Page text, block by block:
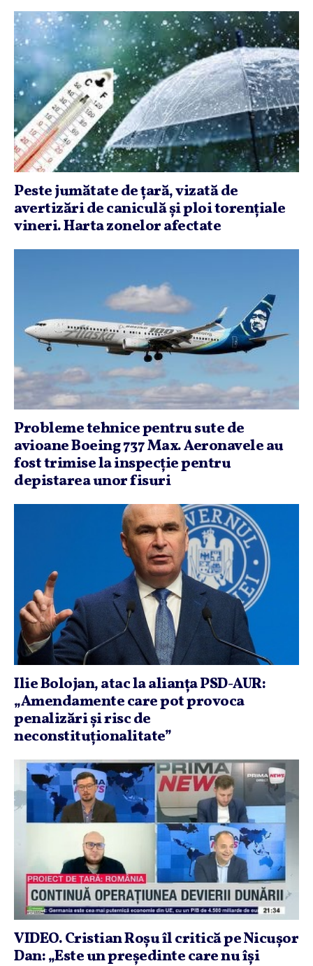
Peste jumătate de ţară, vizată de
avertizări de caniculă şi ploi torenţiale
vineri. Harta zonelor afectate
Probleme tehnice pentru sute de
avioane Boeing 737 Max. Aeronavele au
fost trimise la inspecţie pentru
depistarea unor fisuri
Ilie Bolojan, atac la alianţa PSD-AUR:
„Amendamente care pot provoca
penalizări şi risc de
neconstituţionalitate”
VIDEO. Cristian Roşu îl critică pe Nicuşor
Dan: „Este un preşedinte care nu îşi